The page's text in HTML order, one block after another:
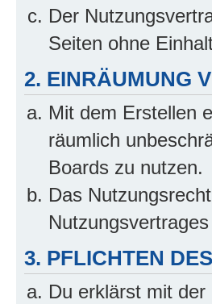
Der
Seiten ohne
2. EINRÄUMUNG
Mit dem Erstellen
räumlich
Boards zu nutzen.
Das
3. PFLICHTEN
Du erklärst mit